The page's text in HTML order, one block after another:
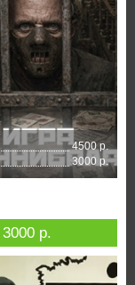
4500 р.
3000 р.
3000 р.